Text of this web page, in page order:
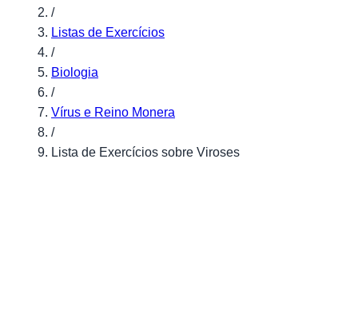
/
Listas de Exercícios
/
Biologia
/
Vírus e Reino Monera
/
Lista de Exercícios sobre Viroses